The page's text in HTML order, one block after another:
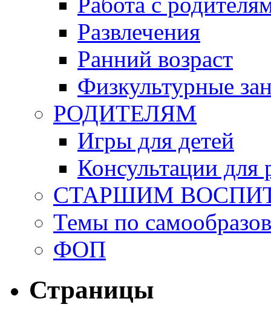
Развлечения
Ранний возраст
Физкультурные
РОДИТЕЛЯМ
Игры для детей
Консультации для
СТАРШИМ
Темы по
ФОП
Страницы